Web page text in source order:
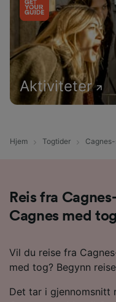
Aktiviteter
Hjem Togtider
Reis fra
Cagnes med tog
Vil du reise fra
med tog? Begynn
Det tar i gjennomsnitt